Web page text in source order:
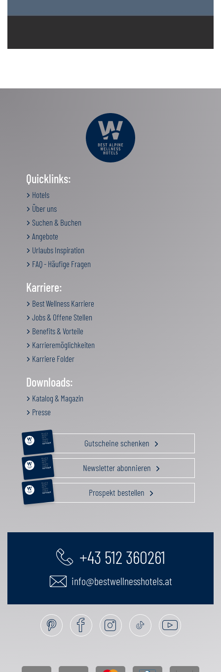
Quicklinks:
Hotels
Über uns
Suchen & Buchen
Angebote
Urlaubs Inspiration
FAQ - Häufige Fragen
Karriere:
Best Wellness Karriere
Jobs & Offene Stellen
Benefits & Vorteile
Karrieremöglichkeiten
Karriere Folder
Downloads:
Katalog & Magazin
Presse
RELAX &
BEAUTY
AKTIV
GENUSS
FAMILIE
GUTSCHEIN Gutscheine schenken
RELAX &
BEAUTY
AKTIV
GENUSS
FAMILIE
GUTSCHEIN Newsletter abonnieren
RELAX &
BEAUTY
AKTIV
GENUSS
FAMILIE
GUTSCHEIN Prospekt bestellen
+43 512 360261
info@bestwellnesshotels.at